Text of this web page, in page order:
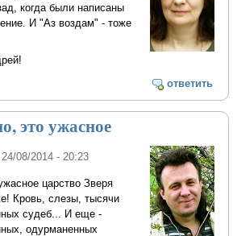
когда были написаны
И "Аз воздам" - тоже
ответить
это ужасное
, 24/08/2014 - 20:23
царство Зверя
Кровь, слезы, тысячи
судеб... И еще -
одурманенных